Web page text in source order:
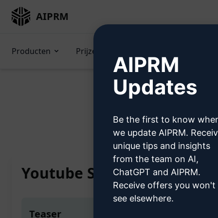
AIPRM
Producten Prijzen
Home / AI-instructies /
Youtube Shorts script
Teaser
AIPRM
Updates
Be the first to know
we update AIPRM.
unique tips and insights
from the team on AI,
ChatGPT and AIPRM.
Receive offers you won't
see elsewhere.